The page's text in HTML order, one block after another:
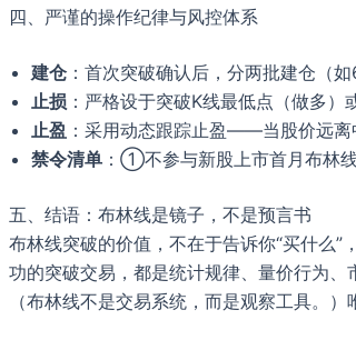
四、严谨的操作纪律与风控体系
建仓 ：首次突破确认后，分两批建仓（
止损 ：严格设于突破K线最低点（做多
止盈 ：采用动态跟踪止盈——当股价远离
禁令清单 ：①不参与新股上市首月布林
五、结语：布林线是镜子，不是预言书
布林线突破的价值，不在于告诉你“买什么
功的突破交易，都是统计规律、量价行为
（布林线不是交易系统，而是观察工具。